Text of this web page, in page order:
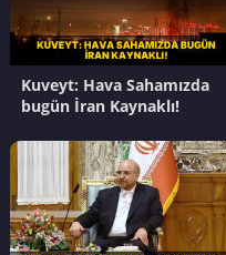
Kuveyt: Hava Sahamızda
bugün İran Kaynaklı!